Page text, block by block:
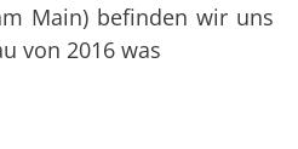
Main) befinden wir uns
von 2016 was